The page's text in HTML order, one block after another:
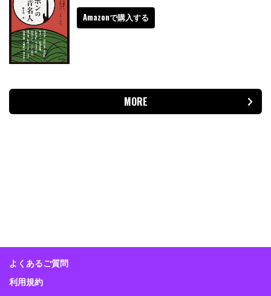
Amazonで購入する
MORE
よくあるご質問
利用規約